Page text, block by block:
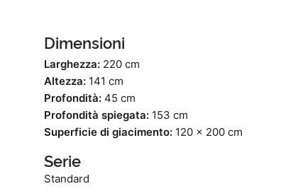
Dimensioni
Larghezza: 220 cm
Altezza: 141 cm
Profondità: 45 cm
Profondità spiegata: 153 cm
Superficie di giacimento: 120 x 200 cm
Serie
Standard